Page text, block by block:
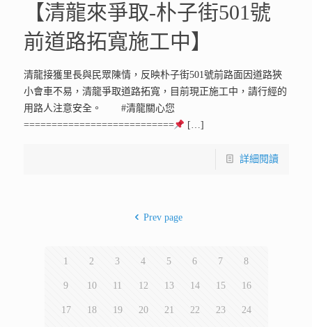
【清龍來爭取-朴子街501號
前道路拓寬施工中】
清龍接獲里長與民眾陳情，反映朴子街501號前路面因道路狹
小會車不易，清龍爭取道路拓寬，目前現正施工中，請行經的
用路人注意安全。 #清龍關心您
===========================
[…]
詳細閱讀
Prev page
1 2 3 4 5 6 7 8
9 10 11 12 13 14 15 16
17 18 19 20 21 22 23 24